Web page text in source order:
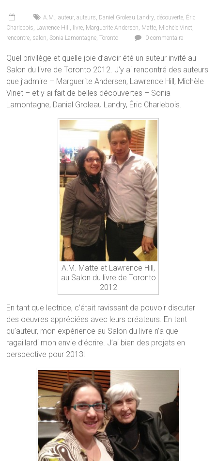
A.M.,auteur,auteurs, Daniel Groleau Landry, découverte, Éric
Charlebois, Lawrence Hill , livre, Marguerite Andersen, Matte, Michèle Vinet,
rencontre, salon, Sonia Lamontagne,Toronto 0 commentaire
Quel privilège et quelle joie d’avoir été un auteur invité au
Salon du livre de Toronto 2012. J’y ai rencontré des auteurs
que j’admire – Marguerite Andersen, Lawrence Hill, Michèle
Vinet – et y ai fait de belles découvertes – Sonia
Lamontagne, Daniel Groleau Landry, Éric Charlebois.
A.M. Matte et Lawrence Hill,
au Salon du livre de Toronto
2012
En tant que lectrice, c’était ravissant de pouvoir discuter
des oeuvres appréciées avec leurs créateurs. En tant
qu’auteur, mon expérience au Salon du livre n’a que
ragaillardi mon envie d’écrire. J’ai bien des projets en
perspective pour 2013!